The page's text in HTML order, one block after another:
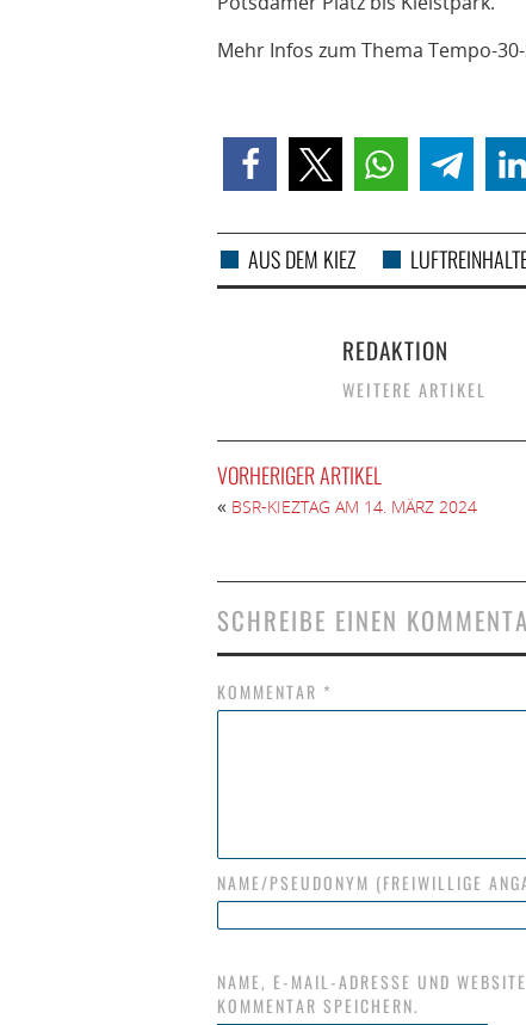
Mehr Infos zum Thema Tempo-
AUS DEM KIEZ
REDAKTION
WEITERE ARTIKEL
VORHERIGER ARTIKEL
« BSR-KIEZTAG AM 14. MÄRZ 2024
SCHREIBE EINEN
KOMMENTAR *
NAME/PSEUDONYM (FREIWILLIGE
NAME, E-MAIL-ADRESSE UND
KOMMENTAR SPEICHERN.